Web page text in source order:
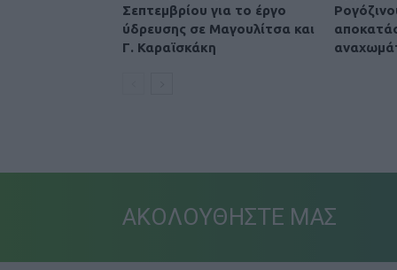
Σεπτεμβρίου για το έργο
ύδρευσης σε Μαγουλίτσα και
Γ. Καραϊσκάκη
ΑΚΟΛΟΥΘΗΣΤΕ ΜΑΣ